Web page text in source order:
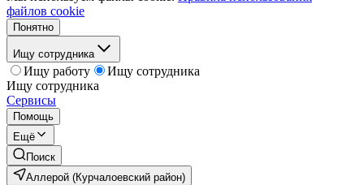
файлов cookie
Понятно
Ищу сотрудника
Ищу работу
Ищу сотрудника
Ищу сотрудника
Сервисы
Помощь
Ещё
Поиск
Аллерой (Курчалоевский район)